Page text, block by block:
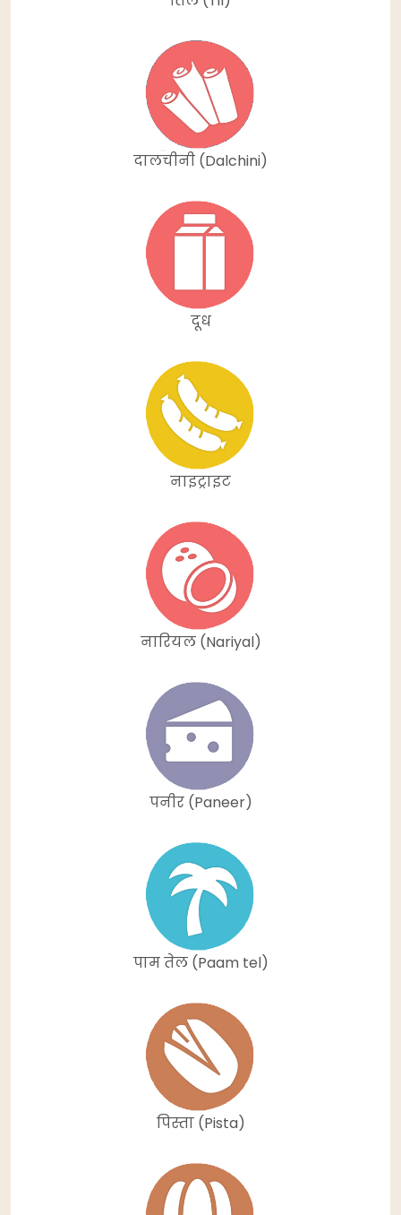
दालचीनी (Dalchini)
दूध
नाइट्राइट
नारियल (Nariyal)
पनीर (Paneer)
पाम तेल (Paam tel)
पिस्ता (Pista)